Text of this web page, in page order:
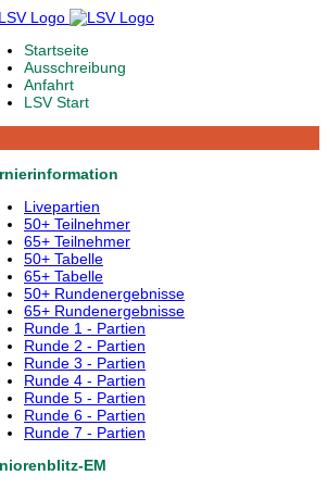
Startseite
Ausschreibung
Anfahrt
LSV Start
Livepartien
50+ Teilnehmer
65+ Teilnehmer
50+ Tabelle
65+ Tabelle
50+ Rundenergebnisse
65+ Rundenergebnisse
Runde 1 - Partien
Runde 2 - Partien
Runde 3 - Partien
Runde 4 - Partien
Runde 5 - Partien
Runde 6 - Partien
Runde 7 - Partien
EM